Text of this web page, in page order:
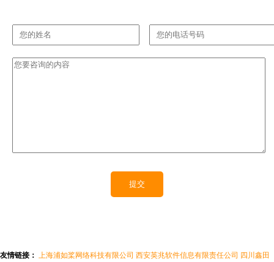
友情链接： 上海浦如桨网络科技有限公司 西安英兆软件信息有限责任公司 四川鑫田